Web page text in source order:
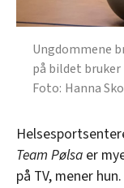
Ungdommene
på bildet
Hanna
Team Pølsa er
på TV, mener hun.